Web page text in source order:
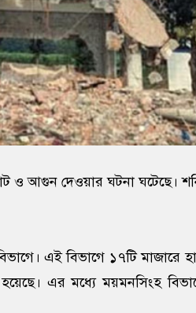
ও আগুন দেওয়ার ঘটনা ঘটেছে।
এই বিভাগে ১৭টি মাজারে
এর মধ্যে ময়মনসিংহ